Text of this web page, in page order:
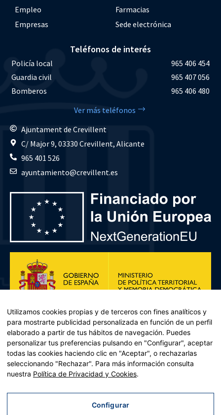
Empleo
Farmacias
Empresas
Sede electrónica
Teléfonos de interés
Policía local
965 406 454
Guardia civil
965 407 056
Bomberos
965 406 480
Ver más teléfonos
Ajuntament de Crevillent
C/ Major 9, 03330 Crevillent, Alicante
965 401 526
ayuntamiento@crevillent.es
Plan de Recuperación, Transformación y Resiliencia – Financiado por
Recuperación y resiliencia, establecido por el Reglamento (UE)
2021/241 del Parlamento Europeo y del Consejo, de 12 de febrero
Utilizamos cookies propias y de terceros con fines analíticos y
para mostrarte publicidad personalizada en función de un perfil
elaborado a partir de tus hábitos de navegación. Puedes
personalizar tus preferencias pulsando en "Configurar", aceptar
todas las cookies haciendo clic en "Aceptar", o rechazarlas
seleccionando "Rechazar". Para más información consulta
nuestra Política de Privacidad y Cookies.
Configurar